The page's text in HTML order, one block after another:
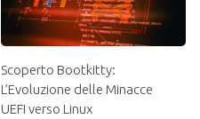
Scoperto Bootkitty:
L’Evoluzione delle Minacce
UEFI verso Linux